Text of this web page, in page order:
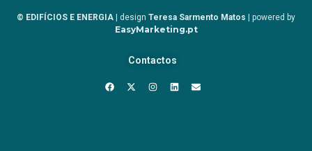
© EDIFÍCIOS E ENERGIA | design Teresa Sarmento Matos | powered by
EasyMarketing.pt
Contactos